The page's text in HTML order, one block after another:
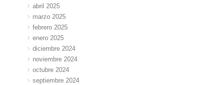
abril 2025
marzo 2025
febrero 2025
enero 2025
diciembre 2024
noviembre 2024
octubre 2024
septiembre 2024